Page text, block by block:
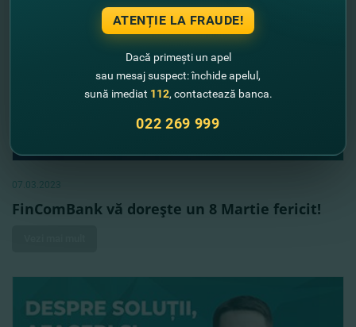
07.03.2023
FinComBank vă doreşte un 8 Martie fericit!
ATENȚIE LA FRAUDE!
Dacă primești un apel
sau mesaj suspect: închide apelul,
sună imediat 112, contactează banca.
022 269 999